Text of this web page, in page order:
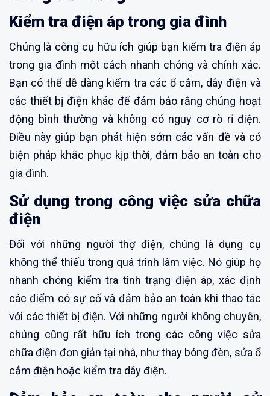
Kiểm tra điện áp trong gia đình
Chúng là công cụ hữu ích giúp bạn kiểm tra điện áp
trong gia đình một cách nhanh chóng và chính xác.
Bạn có thể dễ dàng kiểm tra các ổ cắm, dây điện và
các thiết bị điện khác để đảm bảo rằng chúng hoạt
động bình thường và không có nguy cơ rò rỉ điện.
Điều này giúp bạn phát hiện sớm các vấn đề và có
biện pháp khắc phục kịp thời, đảm bảo an toàn cho
gia đình.
Sử dụng trong công việc sửa chữa
điện
Đối với những người thợ điện, chúng là dụng cụ
không thể thiếu trong quá trình làm việc. Nó giúp họ
nhanh chóng kiểm tra tình trạng điện áp, xác định
các điểm có sự cố và đảm bảo an toàn khi thao tác
với các thiết bị điện. Với những người không chuyên,
chúng cũng rất hữu ích trong các công việc sửa
chữa điện đơn giản tại nhà, như thay bóng đèn, sửa ổ
cắm điện hoặc kiểm tra dây điện.